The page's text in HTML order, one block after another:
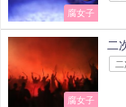
腐女子
腐女子
二
二